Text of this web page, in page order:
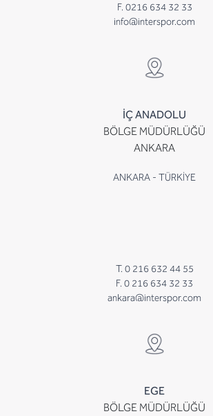
F. 0216 634 32 33
info@interspor.com
İÇ ANADOLU
BÖLGE MÜDÜRLÜĞÜ
ANKARA
ANKARA - TÜRKİYE
T. 0 216 632 44 55
F. 0 216 634 32 33
ankara@interspor.com
EGE
BÖLGE MÜDÜRLÜĞÜ